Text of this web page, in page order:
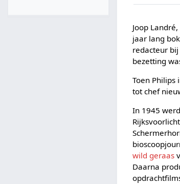
Joop
jaar lang
redacteur bij
bezetting
Toen
tot chef
In 1945
wild geraas
Daarna